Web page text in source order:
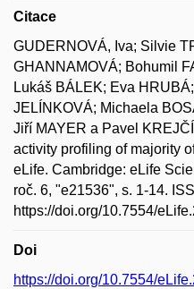
Citace
GUDERNOVÁ, Iva; Silvie
GHANNAMOVÁ; Bohumil
Lukáš BÁLEK; Eva
JELÍNKOVÁ; Michaela
Jiří MAYER a Pavel
activity profiling of majority
eLife. Cambridge: eLife
roč. 6, "e21536", s. 1-14.
https://doi.org/10.7554/
Doi
https://doi.org/10.7554/